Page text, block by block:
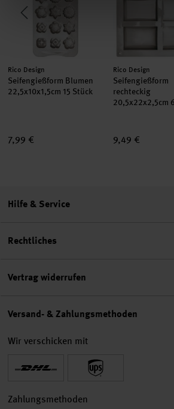
Hersteller:
Rico Design
Seifengießform Blumen
22,5x10x1,5cm 15 Stück
7,99 €
Hersteller:
Rico Design
Seifengießform
rechteckig
20,5x22x2,5cm
9,49 €
Hilfe & Service
Rechtliches
Vertrag widerrufen
Versand- & Zahlungsmethoden
Wir verschicken mit
Zahlungsmethoden